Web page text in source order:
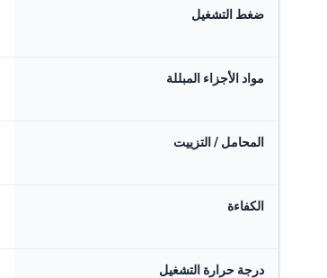
ضغط التشغيل
مواد الأجزاء المبللة
المحامل / التزييت
الكفاءة
درجة حرارة التشغيل